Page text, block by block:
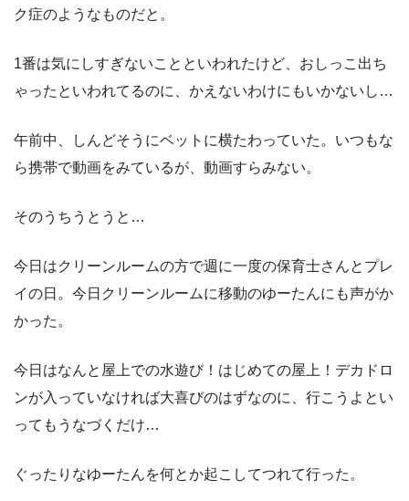
ク症のようなものだと。
1番は気にしすぎないことといわれたけど、おしっこ出ち
ゃったといわれてるのに、かえないわけにもいかないし…
午前中、しんどそうにベットに横たわっていた。いつもな
ら携帯で動画をみているが、動画すらみない。
そのうちうとうと…
今日はクリーンルームの方で週に一度の保育士さんとプレ
イの日。今日クリーンルームに移動のゆーたんにも声がか
かった。
今日はなんと屋上での水遊び！はじめての屋上！デカドロ
ンが入っていなければ大喜びのはずなのに、行こうよとい
ってもうなづくだけ…
ぐったりなゆーたんを何とか起こしてつれて行った。